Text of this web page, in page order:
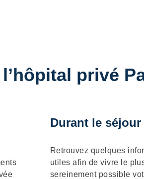
privé
Durant le séjour
Retrouvez quelques
utiles afin de vivre le
sereinement possible